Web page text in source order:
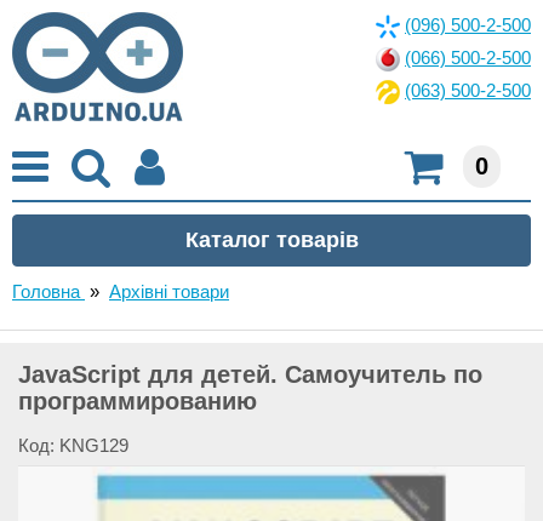
(096) 500-2-500
(066) 500-2-500
(063) 500-2-500
0
Головна » Архівні товари
JavaScript для детей. Самоучитель по
программированию
Код: KNG129